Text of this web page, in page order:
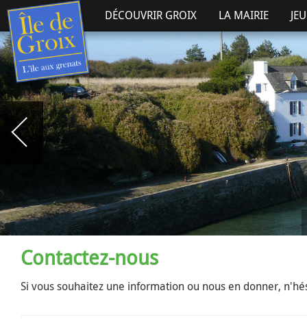
DÉCOUVRIR GROIX LA MAIRIE
Contactez-nous
Si vous souhaitez une information ou nous en donner,